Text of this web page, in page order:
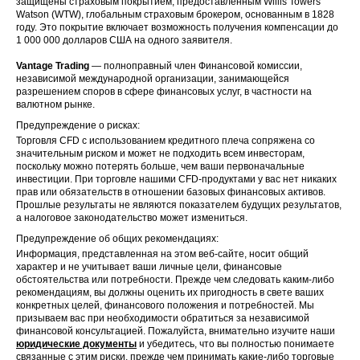
Watson (WTW), глобальным страховым брокером, основанным в 1828
году. Это покрытие включает возможность получения компенсации до
1 000 000 долларов США на одного заявителя.
Vantage Trading — полноправный член Финансовой комиссии,
независимой международной организации, занимающейся
разрешением споров в сфере финансовых услуг, в частности на
валютном рынке.
Предупреждение о рисках:
Торговля CFD с использованием кредитного плеча сопряжена со
значительным риском и может не подходить всем инвесторам,
поскольку можно потерять больше, чем ваши первоначальные
инвестиции. При торговле нашими CFD-продуктами у вас нет никаких
прав или обязательств в отношении базовых финансовых активов.
Прошлые результаты не являются показателем будущих результатов,
а налоговое законодательство может измениться.
Предупреждение об общих рекомендациях:
Информация, представленная на этом веб-сайте, носит общий
характер и не учитывает ваши личные цели, финансовые
обстоятельства или потребности. Прежде чем следовать каким-либо
рекомендациям, вы должны оценить их пригодность в свете ваших
конкретных целей, финансового положения и потребностей. Мы
призываем вас при необходимости обратиться за независимой
финансовой консультацией. Пожалуйста, внимательно изучите наши
юридические документы и убедитесь, что вы полностью понимаете
связанные с этим риски, прежде чем принимать какие-либо торговые